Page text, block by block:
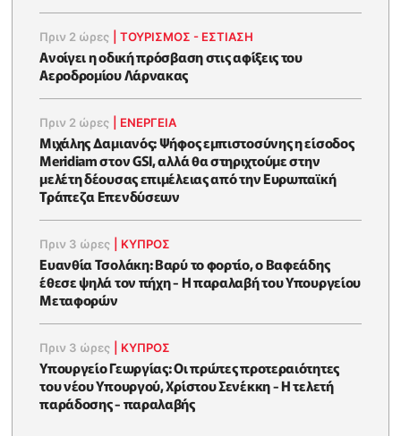
Πριν 2 ώρες |ΤΟΥΡΙΣΜΟΣ - ΕΣΤΙΑΣΗ
Ανοίγει η οδική πρόσβαση στις αφίξεις του
Αεροδρομίου Λάρνακας
Πριν 2 ώρες ΕΝΈΡΓΕΙΑ
Μιχάλης Δαμιανός: Ψήφος εμπιστοσύνης η είσοδος
Meridiam στον GSI, αλλά θα στηριχτούμε στην
μελέτη δέουσας επιμέλειας από την Ευρωπαϊκή
Τράπεζα Επενδύσεων
Πριν 3 ώρες ΚΥΠΡΟΣ
Ευανθία Τσολάκη: Βαρύ το φορτίο, ο Βαφεάδης
έθεσε ψηλά τον πήχη - Η παραλαβή του Υπουργείου
Μεταφορών
Πριν 3 ώρες ΚΥΠΡΟΣ
Υπουργείο Γεωργίας: Οι πρώτες προτεραιότητες
του νέου Υπουργού, Χρίστου Σενέκκη - Η τελετή
παράδοσης - παραλαβής